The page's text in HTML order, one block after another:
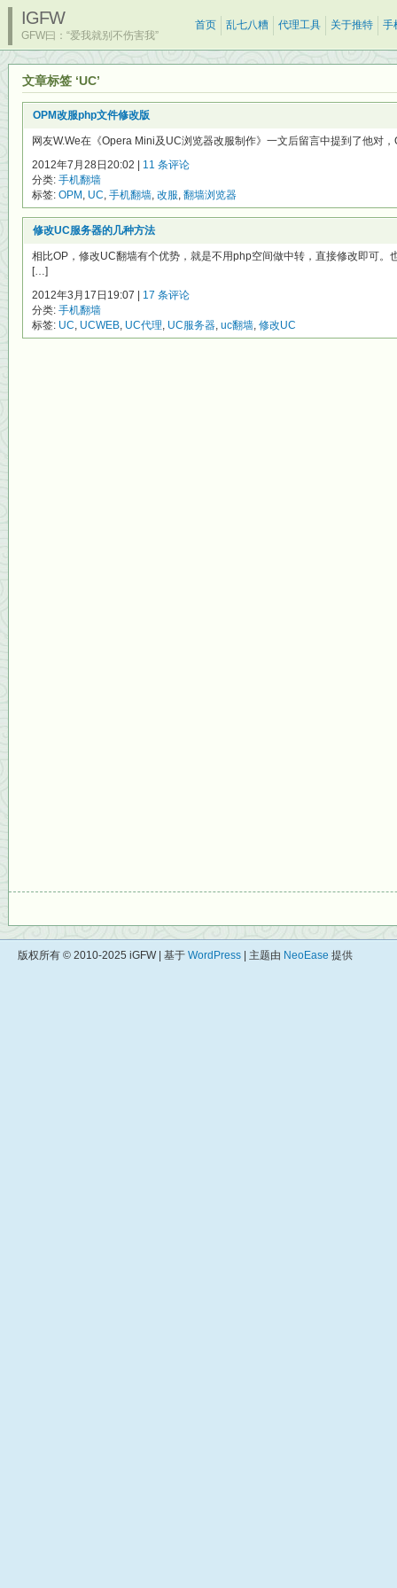
IGFW
GFW曰：“爱我就别不伤害我”
首页 乱七八糟 代理工具 关于推特 手
文章标签 ‘UC’
OPM改服php文件修改版
网友W.We在《Opera Mini及UC浏览器改服制作》一文后留言中提到了他对
2012年7月28日20:02 | 11 条评论
分类: 手机翻墙
标签: OPM , UC, 手机翻墙, 改服, 翻墙浏览器
修改UC服务器的几种方法
相比OP，修改UC翻墙有个优势，就是不用php空间做中转，直接修改即可。
[…]
2012年3月17日19:07 | 17 条评论
分类: 手机翻墙
标签: UC, UCWEB, UC代理, UC服务器, uc翻墙, 修改UC
版权所有 © 2010-2025 iGFW | 基于 WordPress | 主题由 NeoEase 提供